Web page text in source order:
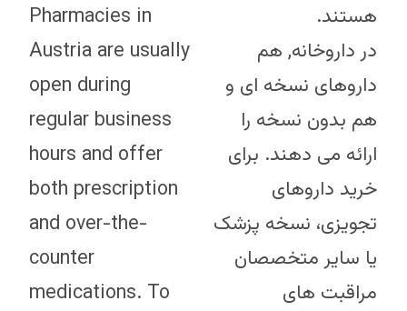
Pharmacies in
Austria are usually
open during
regular business
hours and offer
both prescription
and over-the-
counter
medications. To
هستند.
در داروخانه, هم
داروهای نسخه ای و
هم بدون نسخه را
ارائه می دهند. برای
خرید داروهای
تجویزی، نسخه پزشک
یا سایر متخصصان
مراقبت های